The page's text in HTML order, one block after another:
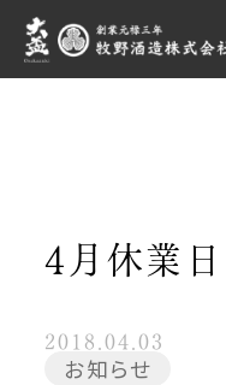
4月休業日
2018.04.03
お知らせ